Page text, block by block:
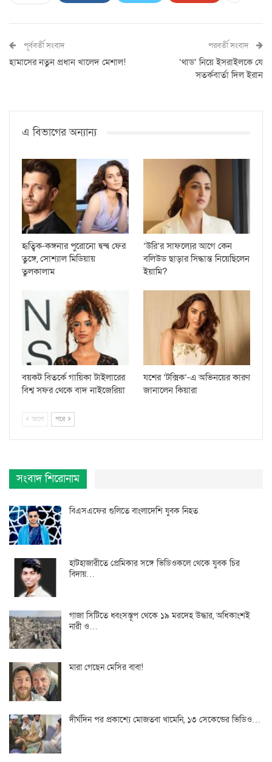
পূর্ববর্তী সংবাদ
হামাসের নতুন প্রধান খালেদ মেশাল!
পরবর্তী সংবাদ
‘থাড’ নিয়ে ইসরাইলকে যে
সতর্কবার্তা দিল ইরান
এ বিভাগের অন্যান্য
হৃত্বিক-কঙ্গনার পুরোনো দ্বন্দ্ব ফের
তুঙ্গে, সোশ্যাল মিডিয়ায়
তুলকালাম
‘উরি’র সাফল্যের আগে কেন
বলিউড ছাড়ার সিদ্ধান্ত নিয়েছিলেন
ইয়ামি?
বয়কট বিতর্কে গায়িকা টাইলারের
বিশ্ব সফর থেকে বাদ নাইজেরিয়া
যশের ‘টক্সিক’-এ অভিনয়ের কারণ
জানালেন কিয়ারা
আগে পরে
সংবাদ শিরোনাম
বিএসএফের গুলিতে বাংলাদেশি যুবক নিহত
হাটহাজারীতে প্রেমিকার সঙ্গে ভিডিওকলে থেকে যুবক চির
বিদায়…
গাজা সিটিতে ধ্বংসস্তূপ থেকে ১৯ মরদেহ উদ্ধার, অধিকাংশই
নারী ও…
মারা গেছেন মেসির বাবা!
দীর্ঘদিন পর প্রকাশ্যে মোজতবা খামেনি, ১৩ সেকেন্ডের ভিডিও…